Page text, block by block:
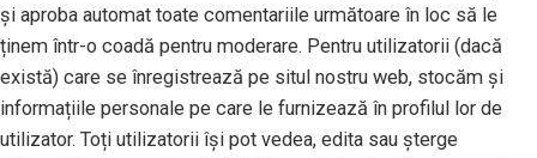
și aproba automat toate comentariile următoare în loc să le
ținem într-o coadă pentru moderare. Pentru utilizatorii (dacă
există) care se înregistrează pe situl nostru web, stocăm și
informațiile personale pe care le furnizează în profilul lor de
utilizator. Toți utilizatorii își pot vedea, edita sau șterge